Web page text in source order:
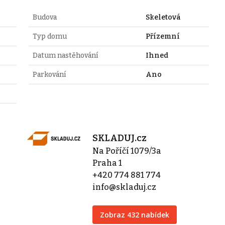
Budova Skeletová
Typ domu Přízemní
Datum nastěhování Ihned
Parkování Ano
SKLADUJ.cz
Na Poříčí 1079/3a
Praha 1
+420 774 881 774
info@skladuj.cz
Zobraz 432 nabídek